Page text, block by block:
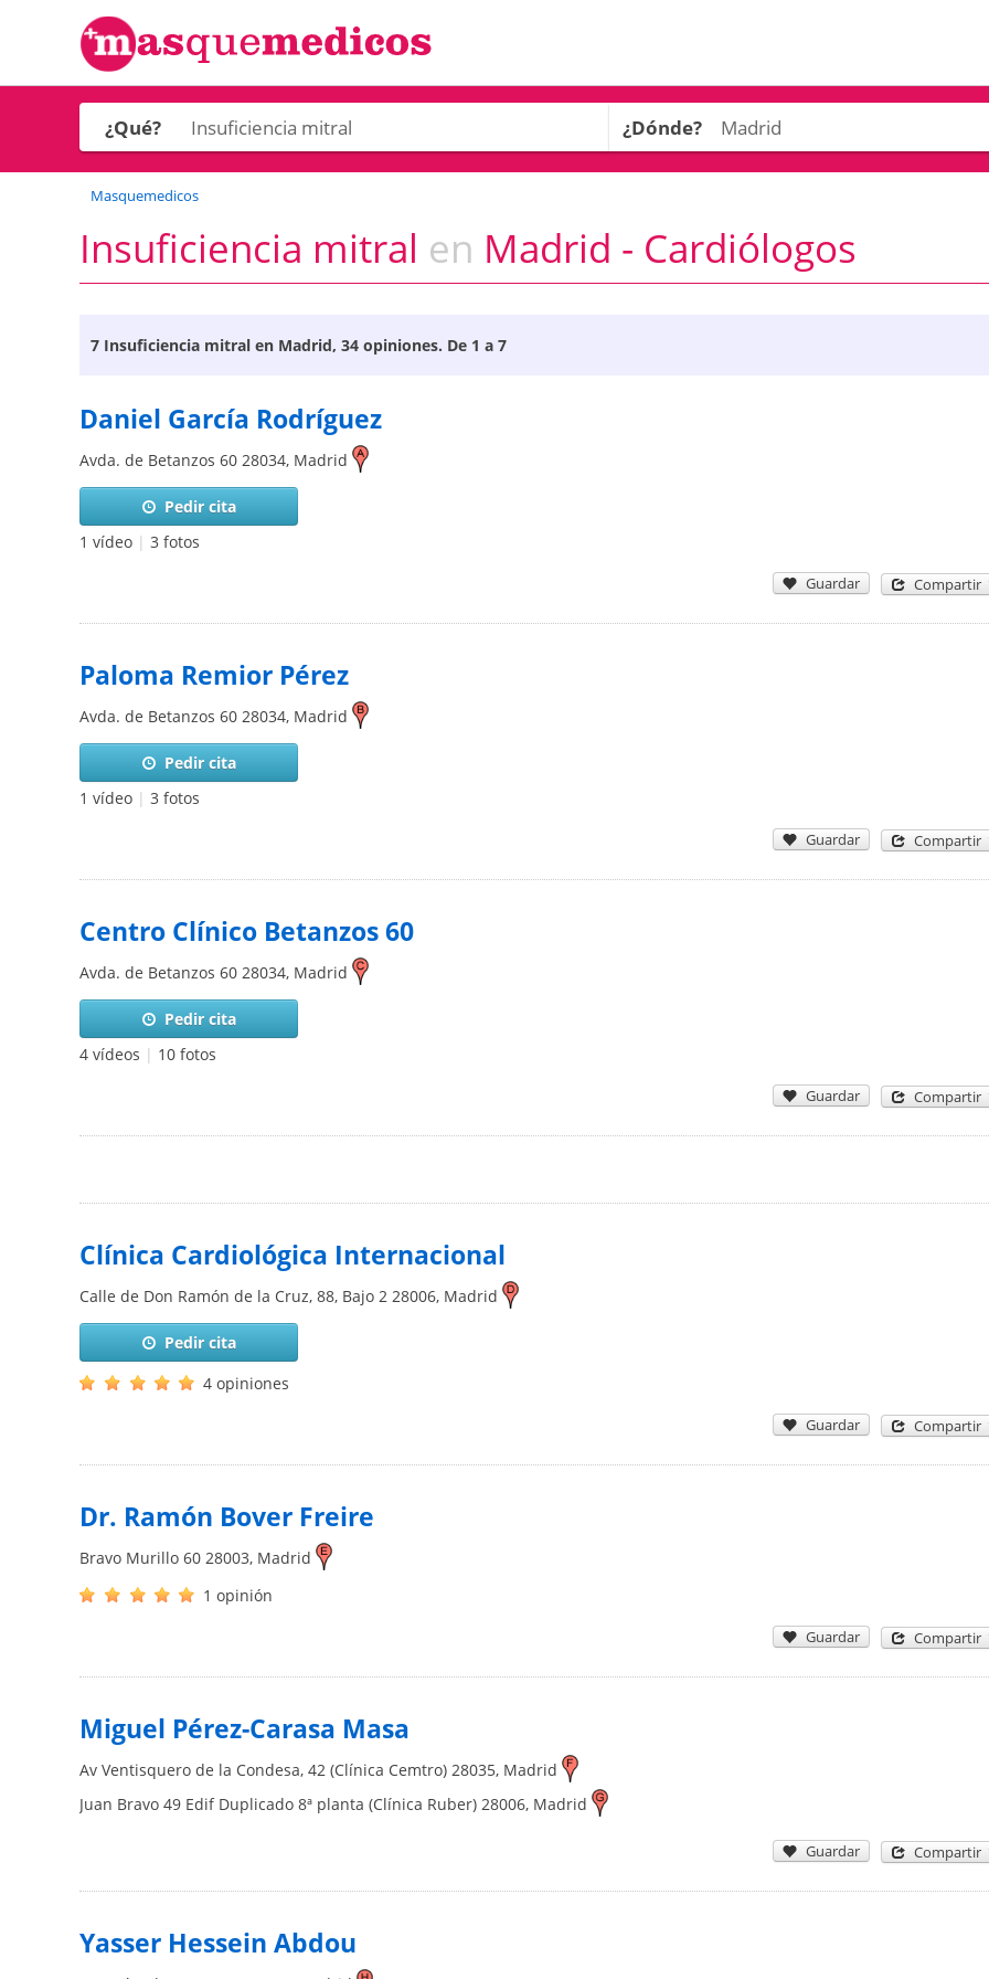
¿Qué? ¿Dónde?
Masquemedicos
Insuficiencia mitral en Madrid - Cardiólogos
7 Insuficiencia mitral en Madrid, 34 opiniones. De 1 a 7
Daniel García Rodríguez
Avda. de Betanzos 60 28034, Madrid
Pedir cita
1 vídeo | 3 fotos
Guardar Compartir
Paloma Remior Pérez
Avda. de Betanzos 60 28034, Madrid
Pedir cita
1 vídeo | 3 fotos
Guardar Compartir
Centro Clínico Betanzos 60
Avda. de Betanzos 60 28034, Madrid
Pedir cita
4 vídeos | 10 fotos
Guardar Compartir
Clínica Cardiológica Internacional
Calle de Don Ramón de la Cruz, 88, Bajo 2 28006, Madrid
Pedir cita
4 opiniones
Guardar Compartir
Dr. Ramón Bover Freire
Bravo Murillo 60 28003, Madrid
1 opinión
Guardar Compartir
Miguel Pérez-Carasa Masa
Av Ventisquero de la Condesa, 42 (Clínica Cemtro) 28035, Madrid
Juan Bravo 49 Edif Duplicado 8ª planta (Clínica Ruber) 28006, Madrid
Guardar Compartir
Yasser Hessein Abdou